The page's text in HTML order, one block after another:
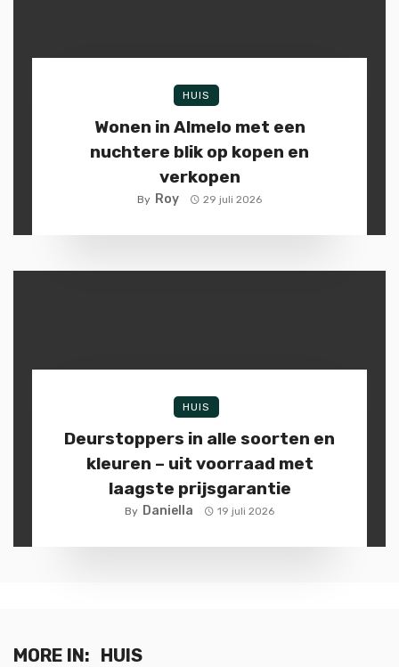
HUIS
Wonen in Almelo met een
nuchtere blik op kopen en
verkopen
By Roy 29 juli 2026
HUIS
Deurstoppers in alle soorten en
kleuren – uit voorraad met
laagste prijsgarantie
By Daniella 19 juli 2026
MORE IN: HUIS